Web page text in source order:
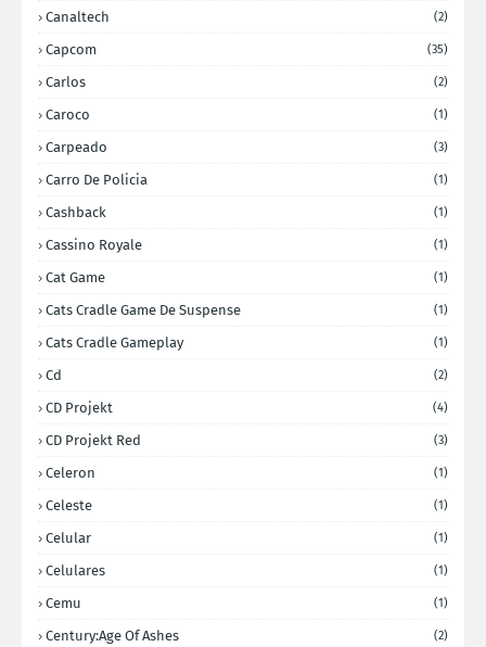
Canaltech (2)
Capcom (35)
Carlos (2)
Caroco (1)
Carpeado (3)
Carro De Policia (1)
Cashback (1)
Cassino Royale (1)
Cat Game (1)
Cats Cradle Game De Suspense (1)
Cats Cradle Gameplay (1)
Cd (2)
CD Projekt (4)
CD Projekt Red (3)
Celeron (1)
Celeste (1)
Celular (1)
Celulares (1)
Cemu (1)
Century:Age Of Ashes (2)